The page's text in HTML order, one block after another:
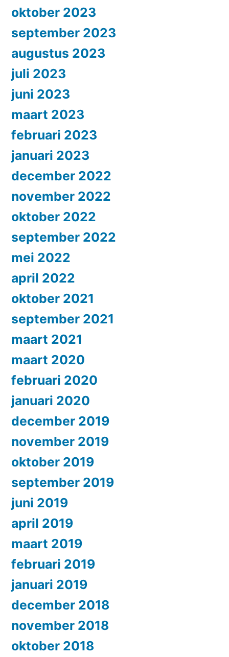
oktober 2023
september 2023
augustus 2023
juli 2023
juni 2023
maart 2023
februari 2023
januari 2023
december 2022
november 2022
oktober 2022
september 2022
mei 2022
april 2022
oktober 2021
september 2021
maart 2021
maart 2020
februari 2020
januari 2020
december 2019
november 2019
oktober 2019
september 2019
juni 2019
april 2019
maart 2019
februari 2019
januari 2019
december 2018
november 2018
oktober 2018